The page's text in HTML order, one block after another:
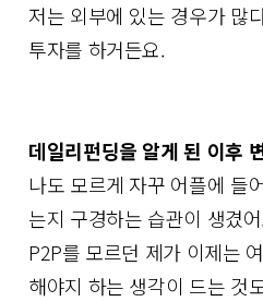
저는 외부에 있는 경우가 많
투자를 하거든요.
데일리펀딩을 알게 된 이후
나도 모르게 자꾸 어플에 들
는지 구경하는 습관이 생겼
P2P를 모르던 제가 이제는
해야지 하는 생각이 드는 것